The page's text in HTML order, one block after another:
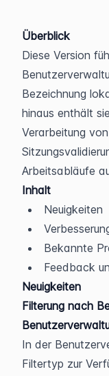
Überblick
Diese Version
Bezeichnung
hinaus enthält
Verarbeitung
Arbeitsabläufe
Inhalt
Neuigkeiten
Bekannte
Feedback
Neuigkeiten
Filterung nach
In der
Filtertyp zur